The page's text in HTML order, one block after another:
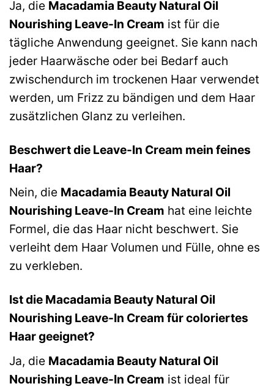
Ja, die Macadamia Beauty Natural Oil
Nourishing Leave-In Cream ist für die
tägliche Anwendung geeignet. Sie kann nach
jeder Haarwäsche oder bei Bedarf auch
zwischendurch im trockenen Haar verwendet
werden, um Frizz zu bändigen und dem Haar
zusätzlichen Glanz zu verleihen.
Beschwert die Leave-In Cream mein feines
Haar?
Nein, die Macadamia Beauty Natural Oil
Nourishing Leave-In Cream hat eine leichte
Formel, die das Haar nicht beschwert. Sie
verleiht dem Haar Volumen und Fülle, ohne es
zu verkleben.
Ist die Macadamia Beauty Natural Oil
Nourishing Leave-In Cream für coloriertes
Haar geeignet?
Ja, die Macadamia Beauty Natural Oil
Nourishing Leave-In Cream ist ideal für